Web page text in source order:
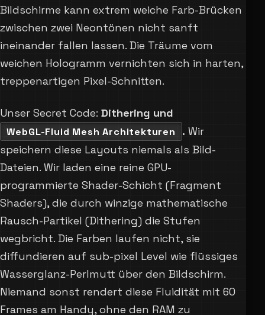
Bildschirme kann extrem weiche Farb-Brücken
zwischen zwei Neontönen nicht sanft
ineinander fallen lassen. Die Träume vom
weichen Hologramm vernichten sich in harten,
treppenartigen Pixel-Schnitten.
Unser Secret Code: Dithering und
WebGL-Fluid Mesh Architekturen . Wir
speichern diese Layouts niemals als Bild-
Dateien. Wir laden eine reine GPU-
programmierte Shader-Schicht (Fragment
Shaders), die durch winzige mathematische
Rausch-Partikel (Dithering) die Stufen
wegbricht. Die Farben laufen nicht, sie
diffundieren auf sub-pixel Level wie flüssiges
Wasserglanz-Perlmutt über den Bildschirm.
Niemand sonst rendert diese Fluidität mit 60
Frames am Handy, ohne den RAM zu